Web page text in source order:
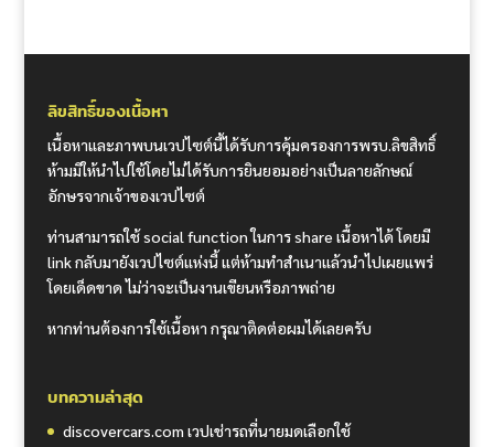
ลิขสิทธิ์ของเนื้อหา
เนื้อหาและภาพบนเวปไซต์นี้ได้รับการคุ้มครองการพรบ.ลิขสิทธิ์
ห้ามมิให้นำไปใช้โดยไม่ได้รับการยินยอมอย่างเป็นลายลักษณ์
อักษรจากเจ้าของเวปไซต์
ท่านสามารถใช้ social function ในการ share เนื้อหาได้ โดยมี
link กลับมายังเวปไซต์แห่งนี้ แต่ห้ามทำสำเนาแล้วนำไปเผยแพร่
โดยเด็ดขาด ไม่ว่าจะเป็นงานเขียนหรือภาพถ่าย
หากท่านต้องการใช้เนื้อหา กรุณาติดต่อผมได้เลยครับ
บทความล่าสุด
discovercars.com เวปเช่ารถที่นายมดเลือกใช้